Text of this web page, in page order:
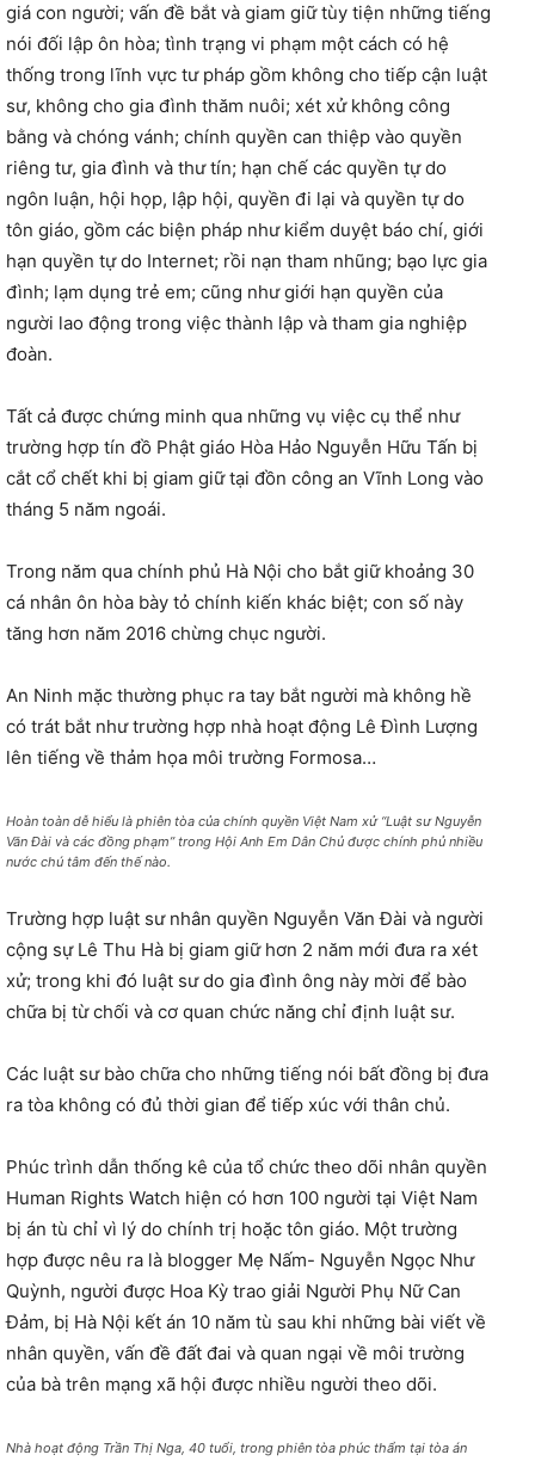
giá con người; vấn đề bắt và giam giữ tùy tiện những tiếng
nói đối lập ôn hòa; tình trạng vi phạm một cách có hệ
thống trong lĩnh vực tư pháp gồm không cho tiếp cận luật
sư, không cho gia đình thăm nuôi; xét xử không công
bằng và chóng vánh; chính quyền can thiệp vào quyền
riêng tư, gia đình và thư tín; hạn chế các quyền tự do
ngôn luận, hội họp, lập hội, quyền đi lại và quyền tự do
tôn giáo, gồm các biện pháp như kiểm duyệt báo chí, giới
hạn quyền tự do Internet; rồi nạn tham nhũng; bạo lực gia
đình; lạm dụng trẻ em; cũng như giới hạn quyền của
người lao động trong việc thành lập và tham gia nghiệp
đoàn.
Tất cả được chứng minh qua những vụ việc cụ thể như
trường hợp tín đồ Phật giáo Hòa Hảo Nguyễn Hữu Tấn bị
cắt cổ chết khi bị giam giữ tại đồn công an Vĩnh Long vào
tháng 5 năm ngoái.
Trong năm qua chính phủ Hà Nội cho bắt giữ khoảng 30
cá nhân ôn hòa bày tỏ chính kiến khác biệt; con số này
tăng hơn năm 2016 chừng chục người.
An Ninh mặc thường phục ra tay bắt người mà không hề
có trát bắt như trường hợp nhà hoạt động Lê Đình Lượng
lên tiếng về thảm họa môi trường Formosa…
Hoàn toàn dễ hiểu là phiên tòa của chính quyền Việt Nam xử “Luật sư Nguyễn
Văn Đài và các đồng phạm” trong Hội Anh Em Dân Chủ được chính phủ nhiều
nước chú tâm đến thế nào.
Trường hợp luật sư nhân quyền Nguyễn Văn Đài và người
cộng sự Lê Thu Hà bị giam giữ hơn 2 năm mới đưa ra xét
xử; trong khi đó luật sư do gia đình ông này mời để bào
chữa bị từ chối và cơ quan chức năng chỉ định luật sư.
Các luật sư bào chữa cho những tiếng nói bất đồng bị đưa
ra tòa không có đủ thời gian để tiếp xúc với thân chủ.
Phúc trình dẫn thống kê của tổ chức theo dõi nhân quyền
Human Rights Watch hiện có hơn 100 người tại Việt Nam
bị án tù chỉ vì lý do chính trị hoặc tôn giáo. Một trường
hợp được nêu ra là blogger Mẹ Nấm- Nguyễn Ngọc Như
Quỳnh, người được Hoa Kỳ trao giải Người Phụ Nữ Can
Đảm, bị Hà Nội kết án 10 năm tù sau khi những bài viết về
nhân quyền, vấn đề đất đai và quan ngại về môi trường
của bà trên mạng xã hội được nhiều người theo dõi.
Nhà hoạt động Trần Thị Nga, 40 tuổi, trong phiên tòa phúc thẩm tại tòa án